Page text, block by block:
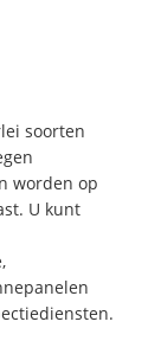
soorten
worden op
U kunt